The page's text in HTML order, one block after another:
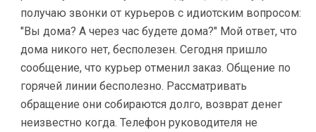
получаю звонки от курьеров с идиотским вопросом:
"Вы дома? А через час будете дома?" Мой ответ, что
дома никого нет, бесполезен. Сегодня пришло
сообщение, что курьер отменил заказ. Общение по
горячей линии бесполезно. Рассматривать
обращение они собираются долго, возврат денег
неизвестно когда. Телефон руководителя не